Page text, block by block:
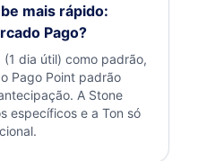
mais rápido:
Pago?
dia útil) como padrão,
Pago Point padrão
A Stone
específicos e a Ton só